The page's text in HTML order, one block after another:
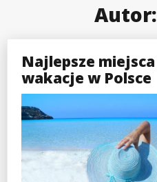
Autor:
Najlepsze
wakacje w Polsce